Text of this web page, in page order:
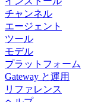
チャンネル
エージェント
ツール
モデル
プラットフォーム
Gateway と運用
リファレンス